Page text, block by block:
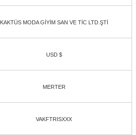
KAKTÜS MODA GİYİM SAN VE TİC LTD.ŞTİ
USD $
MERTER
VAKFTRISXXX